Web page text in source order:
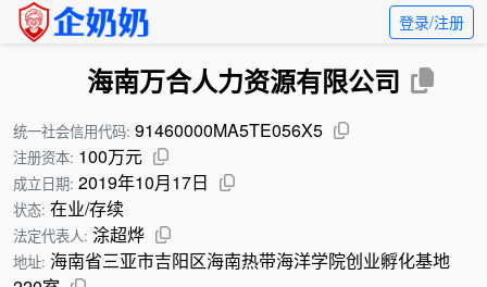
登录/注册
海南万合人力资源有限公司
统一社会信用代码: 91460000MA5TE056X5
注册资本: 100万元
成立日期: 2019年10月17日
状态: 在业/存续
法定代表人: 涂超烨
地址: 海南省三亚市吉阳区海南热带海洋学院创业孵化基地